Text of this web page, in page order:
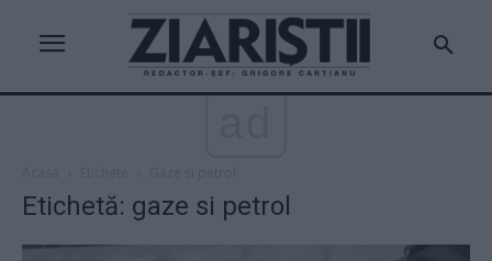
Etichetă: gaze si petrol